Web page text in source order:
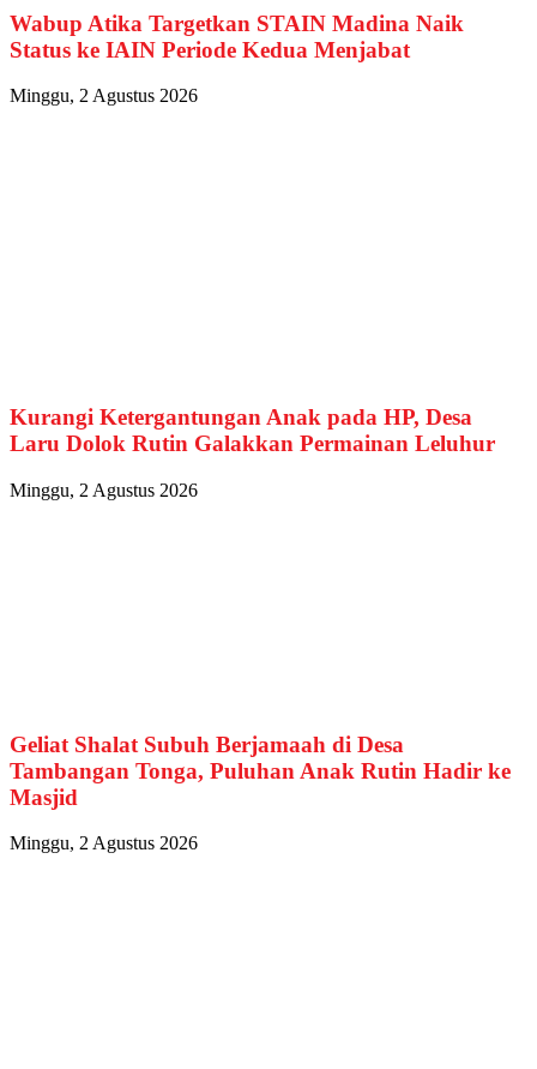
Wabup Atika Targetkan STAIN Madina Naik
Status ke IAIN Periode Kedua Menjabat
Minggu, 2 Agustus 2026
Kurangi Ketergantungan Anak pada HP, Desa
Laru Dolok Rutin Galakkan Permainan Leluhur
Minggu, 2 Agustus 2026
Geliat Shalat Subuh Berjamaah di Desa
Tambangan Tonga, Puluhan Anak Rutin Hadir ke
Masjid
Minggu, 2 Agustus 2026